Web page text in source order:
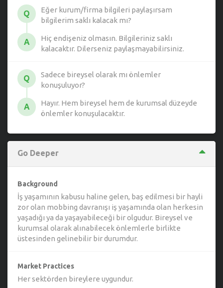
Q
Eğer kurum/firma bilgileri paylaşırsam
bilgilerim saklı kalacak mı?
A
Hiç endişeniz olmasın. Bilgileriniz saklı
kalacaktır. Dilerseniz paylaşmayabilirsiniz.
Q
Sadece bireysel olarak mı önlemler
konuşuluyor?
A
Hayır. Hem bireysel hem de kurumsal düzeyde
önlemler konuşulacaktır.
Go Deeper
Background
İş yaşamının kabusu haline gelen, baş edilmesi bir hayli
zor olan mobbing davranışı iş yaşamında olan herkesin
yaşadığı ya da yaşayabileceği bir olgudur. Bireysel ve
kurumsal olarak alınabilecek önlemlerle birlikte
üstesinden gelinebilir bir durumdur.
Market Practices
Her sektörden bireylere uygundur.